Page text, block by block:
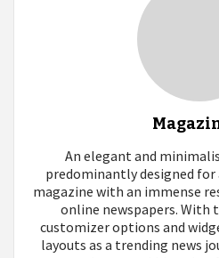
An elegant and
predominantly designed for
magazine with an immense
online newspapers. With
customizer options and
layouts as a trending news